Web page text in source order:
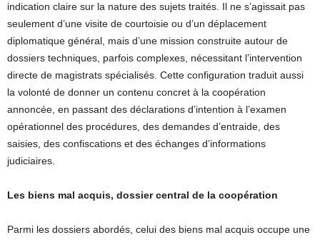
indication claire sur la nature des sujets traités. Il ne s’agissait pas
seulement d’une visite de courtoisie ou d’un déplacement
diplomatique général, mais d’une mission construite autour de
dossiers techniques, parfois complexes, nécessitant l’intervention
directe de magistrats spécialisés. Cette configuration traduit aussi
la volonté de donner un contenu concret à la coopération
annoncée, en passant des déclarations d’intention à l’examen
opérationnel des procédures, des demandes d’entraide, des
saisies, des confiscations et des échanges d’informations
judiciaires.
Les biens mal acquis, dossier central de la coopération
Parmi les dossiers abordés, celui des biens mal acquis occupe une